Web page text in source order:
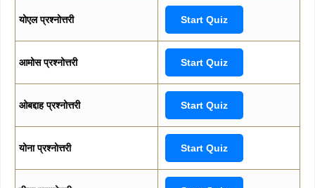
योएल प्रश्नोत्तरी Start Quiz
आमोस प्रश्नोत्तरी Start Quiz
ओबद्दाह प्रश्नोत्तरी Start Quiz
योना प्रश्नोत्तरी Start Quiz